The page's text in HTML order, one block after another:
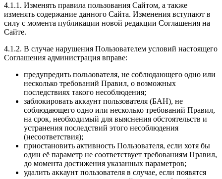
4.1.1. Изменять правила пользования Сайтом, а также
изменять содержание данного Сайта. Изменения вступают в
силу с момента публикации новой редакции Соглашения на
Сайте.
4.1.2. В случае нарушения Пользователем условий настоящего
Соглашения администрация вправе:
предупредить пользователя, не соблюдающего одно или
несколько требований Правил, о возможных
последствиях такого несоблюдения;
заблокировать аккаунт пользователя (БАН), не
соблюдающего одно или несколько требований Правил,
на срок, необходимый для выяснения обстоятельств и
устранения последствий этого несоблюдения
(несоответствия);
приостановить активность Пользователя, если хотя бы
один её параметр не соответствует требованиям Правил,
до момента достижения указанных параметров;
удалить аккаунт пользователя в случае, если появятся